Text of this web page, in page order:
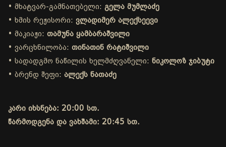
• მხატვარ-გამნათებელი: გელა მუმლაძე
• ხმის რეჟისორი: ვლადიმერ ალექსეევი
• მაკიაჟი: თამუნა ყამბარაშვილი
• ვარცხნილობა: თინათინ რატიშვილი
• სადადგმო ნაწილის ხელმძღვანელი: ნიკოლოზ ჯიბუტი
• ბრენდ შეფი: ალექს ნათაძე
კარი იხსნება: 20:00 სთ.
წარმოდგენა და ვახშამი: 20:45 სთ.